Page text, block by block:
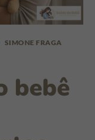
SIMONE FRAGA
bebê